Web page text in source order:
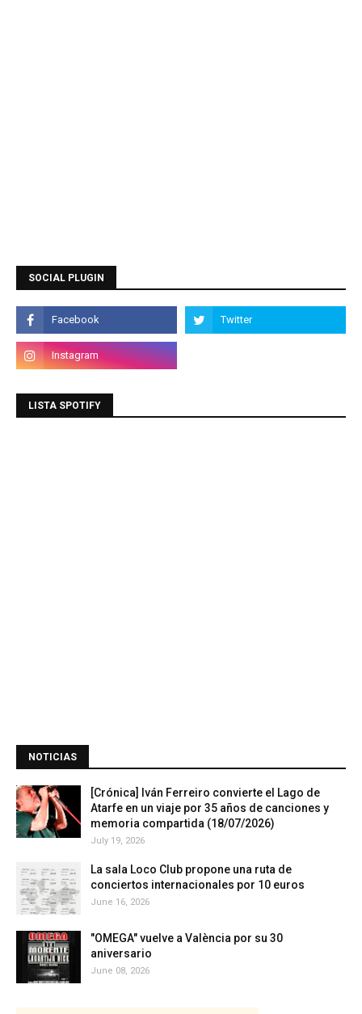
SOCIAL PLUGIN
LISTA SPOTIFY
NOTICIAS
[Crónica] Iván Ferreiro convierte el Lago de
Atarfe en un viaje por 35 años de canciones y
memoria compartida (18/07/2026)
July 19, 2026
La sala Loco Club propone una ruta de
conciertos internacionales por 10 euros
June 16, 2026
"OMEGA" vuelve a València por su 30
aniversario
June 08, 2026